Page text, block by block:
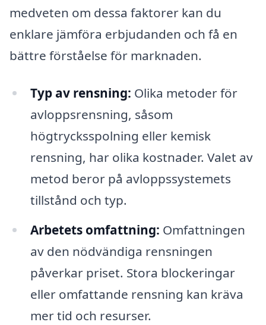
medveten om dessa faktorer kan du
enklare jämföra erbjudanden och få en
bättre förståelse för marknaden.
Typ av rensning: Olika metoder för
avloppsrensning, såsom
högtrycksspolning eller kemisk
rensning, har olika kostnader. Valet av
metod beror på avloppssystemets
tillstånd och typ.
Arbetets omfattning: Omfattningen
av den nödvändiga rensningen
påverkar priset. Stora blockeringar
eller omfattande rensning kan kräva
mer tid och resurser.